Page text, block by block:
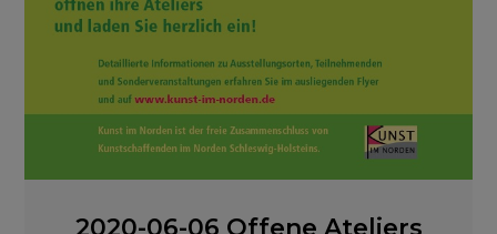
2020-06-06 Offene Ateliers